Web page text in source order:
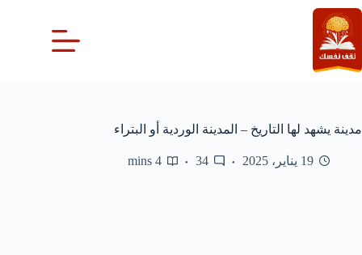
التجاوز
إلى
المحتوى
مدينة يشهد لها التاريخ – المدينة الوردية أو البتراء
19 يناير، 2025 34
4 mins